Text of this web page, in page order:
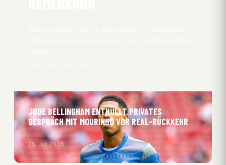
JUDE BELLINGHAM ENTHÜLLT PRIVATES
GESPRÄCH MIT MOURINHO VOR REAL-RÜCKKEHR
29 Juli 2026